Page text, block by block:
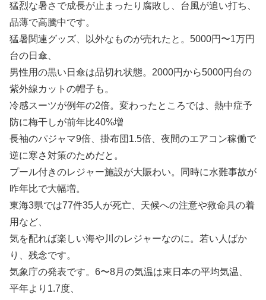
猛烈な暑さで成長が止まったり腐敗し、台風が追い打ち、
品薄で高騰中です。
猛暑関連グッズ、以外なものが売れたと。5000円〜1万円
台の日傘、
男性用の黒い日傘は品切れ状態。2000円から5000円台の
紫外線カットの帽子も。
冷感スーツが例年の2倍。変わったところでは、熱中症予
防に梅干しが前年比40%増
長袖のパジャマ9倍、掛布団1.5倍、夜間のエアコン稼働で
逆に寒さ対策のためだと。
プール付きのレジャー施設が大賑わい。同時に水難事故が
昨年比で大幅増。
東海3県では77件35人が死亡、天候への注意や救命具の着
用など、
気を配れば楽しい海や川のレジャーなのに。若い人ばか
り、残念です。
気象庁の発表です。6〜8月の気温は東日本の平均気温、
平年より1.7度、